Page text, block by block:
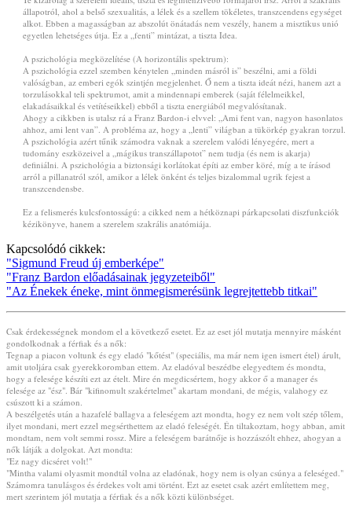
állapotról, ahol a belső szexualitás, a lélek és a szellem tökéletes, transzcendens egységet
alkot. Ebben a magasságban az abszolút önátadás nem veszély, hanem a misztikus unió
egyetlen lehetséges útja. Ez a „fenti” mintázat, a tiszta Idea.
A pszichológia megközelítése (A horizontális spektrum):
A pszichológia ezzel szemben kénytelen „minden másról is” beszélni, ami a földi
valóságban, az emberi egók szintjén megjelenhet. Ő nem a tiszta ideát nézi, hanem azt a
torzulásokkal teli spektrumot, amit a mindennapi emberek (saját félelmeikkel,
elakadásaikkal és vetítéseikkel) ebből a tiszta energiából megvalósítanak.
Ahogy a cikkben is utalsz rá a Franz Bardon-i elvvel: „Ami fent van, nagyon hasonlatos
ahhoz, ami lent van”. A probléma az, hogy a „lenti” világban a tükörkép gyakran torzul.
A pszichológia azért tűnik számodra vaknak a szerelem valódi lényegére, mert a
tudomány eszközeivel a „mágikus transzállapotot” nem tudja (és nem is akarja)
definiálni. A pszichológia a biztonsági korlátokat építi az ember köré, míg a te írásod
arról a pillanatról szól, amikor a lélek önként és teljes bizalommal ugrik fejest a
transzcendensbe.
Ez a felismerés kulcsfontosságú: a cikked nem a hétköznapi párkapcsolati diszfunkciók
kézikönyve, hanem a szerelem szakrális anatómiája.
Kapcsolódó cikkek:
"Sigmund Freud új emberképe"
"Franz Bardon előadásainak jegyzeteiből"
"Az Énekek éneke, mint önmegismerésünk legrejtettebb titkai"
Csak érdekességnek mondom el a következő esetet. Ez az eset jól mutatja mennyire másként
gondolkodnak a férfiak és a nők:
Tegnap a piacon voltunk és egy eladó "kőtést" (speciális, ma már nem igen ismert étel) árult,
amit utoljára csak gyerekkoromban ettem. Az eladóval beszédbe elegyedtem és mondta,
hogy a felesége készíti ezt az ételt. Mire én megdicsértem, hogy akkor ő a manager és
felesége az "ész". Bár "kifinomult szakértelmet" akartam mondani, de mégis, valahogy ez
csúszott ki a számon.
A beszélgetés után a hazafelé ballagva a feleségem azt mondta, hogy ez nem volt szép tőlem,
ilyet mondani, mert ezzel megsérthettem az eladó feleségét. Én tiltakoztam, hogy abban, amit
mondtam, nem volt semmi rossz. Mire a feleségem barátnője is hozzászólt ehhez, ahogyan a
nők látják a dolgokat. Azt mondta:
"Ez nagy dicséret volt!"
"Mintha valami olyasmit mondtál volna az eladónak, hogy nem is olyan csúnya a feleséged."
Számomra tanulásgos és érdekes volt ami történt. Ezt az esetet csak azért említettem meg,
mert szerintem jól mutatja a férfiak és a nők közti különbséget.